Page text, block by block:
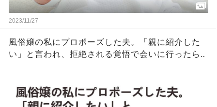
2023/11/27
風俗嬢の私にプロポーズした夫。「親に紹介した
い」と言われ、拒絶される覚悟で会いに行ったら‥